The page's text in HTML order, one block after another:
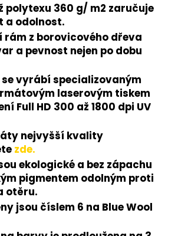
polytexu 360 g/ m2 zaručuje
a odolnost.
rám z borovicového dřeva
a pevnost nejen po dobu
vyrábí specializovaným
laserovým tiskem
Full HD 300 až 1800 dpi UV
nejvyšší kvality
zde.
ekologické a bez zápachu
pigmentem odolným proti
otěru.
jsou číslem 6 na Blue Wool